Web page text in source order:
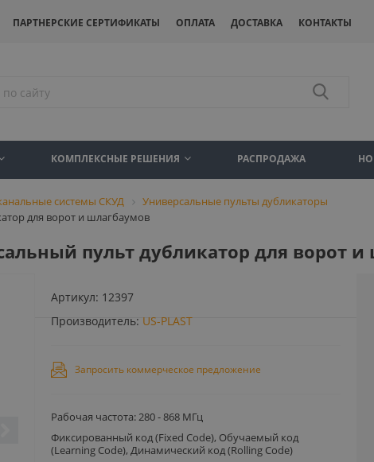
ПАРТНЕРСКИЕ СЕРТИФИКАТЫ ОПЛАТА ДОСТАВКА КОНТАКТЫ
КОМПЛЕКСНЫЕ РЕШЕНИЯ РАСПРОДАЖА
системы СКУД
Универсальные пульты дубликаторы
для ворот и шлагбаумов
пульт дубликатор для ворот
Артикул: 12397
Производитель: US-PLAST
Запросить коммерческое предложение
Рабочая частота: 280 - 868 МГц
Фиксированный код (Fixed Code), Обучаемый код
(Learning Code), Динамический код (Rolling Code)